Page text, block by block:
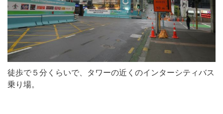
徒歩で５分くらいで、タワーの近くのインターシティバス
乗り場。